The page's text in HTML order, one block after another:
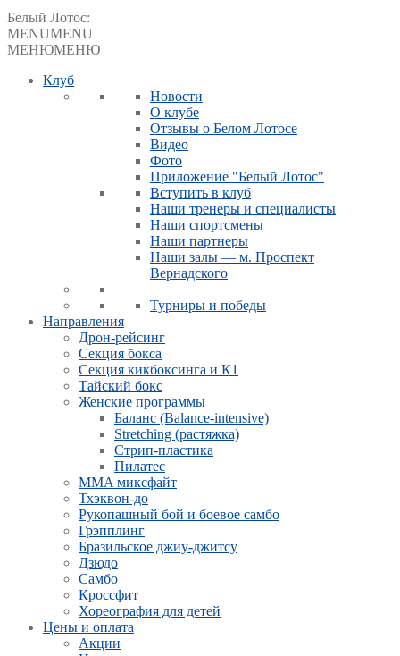
Белый Лотос:
MENUMENU
МЕНЮМЕНЮ
Клуб
Новости
О клубе
Отзывы о Белом Лотосе
Видео
Фото
Приложение "Белый Лотос"
Вступить в клуб
Наши тренеры и специалисты
Наши спортсмены
Наши партнеры
Наши залы — м. Проспект
Вернадского
Турниры и победы
Направления
Дрон-рейсинг
Секция бокса
Секция кикбоксинга и К1
Тайский бокс
Женские программы
Баланс (Balance-intensive)
Stretching (растяжка)
Стрип-пластика
Пилатес
MMA миксфайт
Тхэквон-до
Рукопашный бой и боевое самбо
Грэпплинг
Бразильское джиу-джитсу
Дзюдо
Самбо
Кроссфит
Хореография для детей
Цены и оплата
Акции